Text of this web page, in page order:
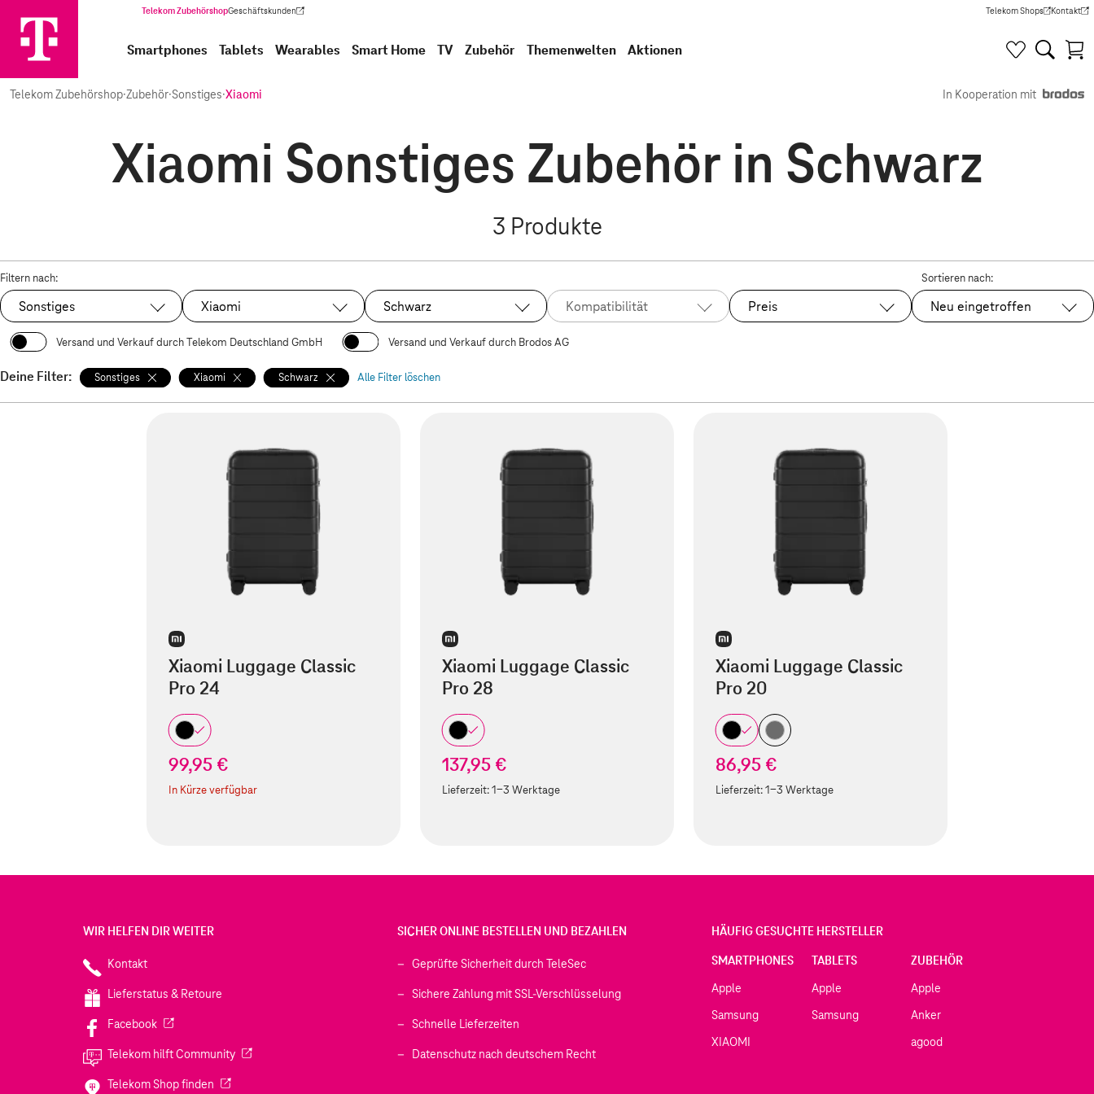
Telekom ZubehörshopGeschäftskunden
(Wird in einem neuen Tab geöffnet) Telekom Shops
(Wird in einem neuen Tab
Kontakt
(Wird in
Smartphones Tablets Wearables Smart Home TV Zubehör Themenwelten Aktionen
Telekom Zubehörshop·Zubehör·Sonstiges·Xiaomi In Kooperation mit
Xiaomi Sonstiges Zubehör in Schwarz
3 Produkte
Filtern nach:
Ausgewählt:
Sonstiges Ausgewählt:
Xiaomi Ausgewählt:
Schwarz Kompatibilität Preis
Sortieren nach:
Ausgewählt:
Neu eingetroffen
Versand und Verkauf durch Telekom Deutschland GmbH Versand und Verkauf durch Brodos AG
Deine Filter: Sonstiges Xiaomi Schwarz Alle Filter löschen
Xiaomi Luggage Classic
Pro 24
99,95 €
In Kürze verfügbar
Xiaomi Luggage Classic
Pro 28
137,95 €
Lieferzeit:1-3 Werktage
Xiaomi Luggage Classic
Pro 20
86,95 €
Lieferzeit:1-3 Werktage
WIR HELFEN DIR WEITER
Kontakt
Lieferstatus & Retoure
Facebook(Wird in einem neuen Tab geöffnet)
Telekom hilft Community(Wird in einem neuen Tab geöffnet)
Telekom Shop finden (Wird in einem neuen Tab geöffnet)
SICHER ONLINE BESTELLEN UND BEZAHLEN
Geprüfte Sicherheit durch TeleSec
Sichere Zahlung mit SSL-Verschlüsselung
Schnelle Lieferzeiten
Datenschutz nach deutschem Recht
HÄUFIG GESUCHTE HERSTELLER
SMARTPHONES
Apple
Samsung
XIAOMI
TABLETS
Apple
Samsung
ZUBEHÖR
Apple
Anker
agood